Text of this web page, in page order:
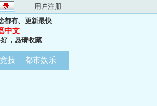
用户注册
都有、更新最快
中文
，恳请收藏
技 都市娱乐